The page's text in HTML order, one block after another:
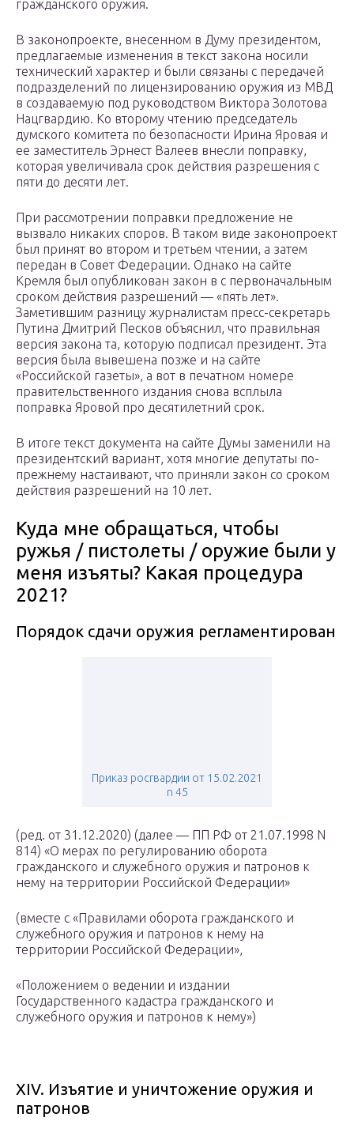
гражданского оружия.
В законопроекте, внесенном в Думу президентом,
предлагаемые изменения в текст закона носили
технический характер и были связаны с передачей
подразделений по лицензированию оружия из МВД
в создаваемую под руководством Виктора Золотова
Нацгвардию. Ко второму чтению председатель
думского комитета по безопасности Ирина Яровая и
ее заместитель Эрнест Валеев внесли поправку,
которая увеличивала срок действия разрешения с
пяти до десяти лет.
При рассмотрении поправки предложение не
вызвало никаких споров. В таком виде законопроект
был принят во втором и третьем чтении, а затем
передан в Совет Федерации. Однако на сайте
Кремля был опубликован закон в с первоначальным
сроком действия разрешений — «пять лет».
Заметившим разницу журналистам пресс-секретарь
Путина Дмитрий Песков объяснил, что правильная
версия закона та, которую подписал президент. Эта
версия была вывешена позже и на сайте
«Российской газеты», а вот в печатном номере
правительственного издания снова всплыла
поправка Яровой про десятилетний срок.
В итоге текст документа на сайте Думы заменили на
президентский вариант, хотя многие депутаты по-
прежнему настаивают, что приняли закон со сроком
действия разрешений на 10 лет.
Куда мне обращаться, чтобы
ружья / пистолеты / оружие были у
меня изъяты? Какая процедура
2021?
Порядок сдачи оружия регламентирован
Приказ росгвардии от 15.02.2021
n 45
(ред. от 31.12.2020) (далее — ПП РФ от 21.07.1998 N
814) «О мерах по регулированию оборота
гражданского и служебного оружия и патронов к
нему на территории Российской Федерации»
(вместе с «Правилами оборота гражданского и
служебного оружия и патронов к нему на
территории Российской Федерации»,
«Положением о ведении и издании
Государственного кадастра гражданского и
служебного оружия и патронов к нему»)
XIV. Изъятие и уничтожение оружия и
патронов